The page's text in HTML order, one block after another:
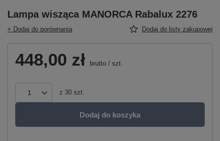
Lampa wisząca MANORCA Rabalux 2276
+ Dodaj do porównania Dodaj do listy zakupowej
448,00 zł brutto / szt.
z 30 szt.
Dodaj do koszyka